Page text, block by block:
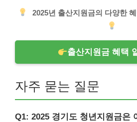
2025년 출산지원금의 다양한
출산지원금 혜택
자주 묻는 질문
Q1: 2025 경기도 청년지원금은